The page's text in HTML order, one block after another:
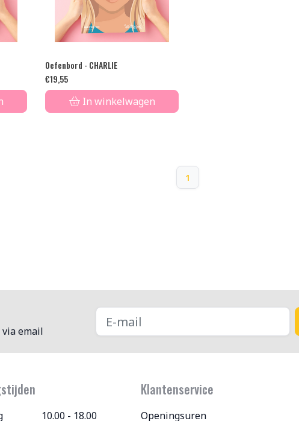
Oefenbord - CHARLIE
€19,55
In winkelwagen
1
email
10.00 - 18.00
Klantenservice
Openingsuren